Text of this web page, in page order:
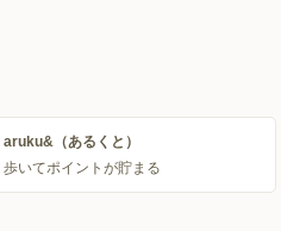
aruku&（あるくと）
歩いてポイントが貯まる